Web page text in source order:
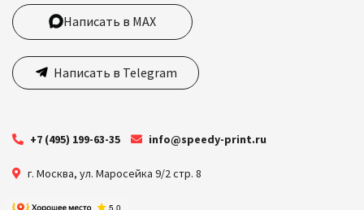
Написать в MAX
Написать в Telegram
+7 (495) 199-63-35 info@speedy-print.ru
г. Москва, ул. Маросейка 9/2 стр. 8